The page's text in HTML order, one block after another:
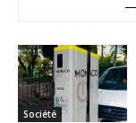
Société